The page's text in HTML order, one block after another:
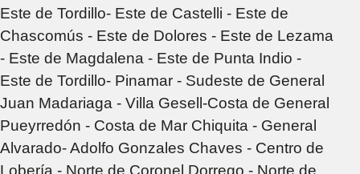
Este de Tordillo- Este de Castelli - Este de
Chascomús - Este de Dolores - Este de Lezama
- Este de Magdalena - Este de Punta Indio -
Este de Tordillo- Pinamar - Sudeste de General
Juan Madariaga - Villa Gesell-Costa de General
Pueyrredón - Costa de Mar Chiquita - General
Alvarado- Adolfo Gonzales Chaves - Centro de
Lobería - Norte de Coronel Dorrego - Norte de